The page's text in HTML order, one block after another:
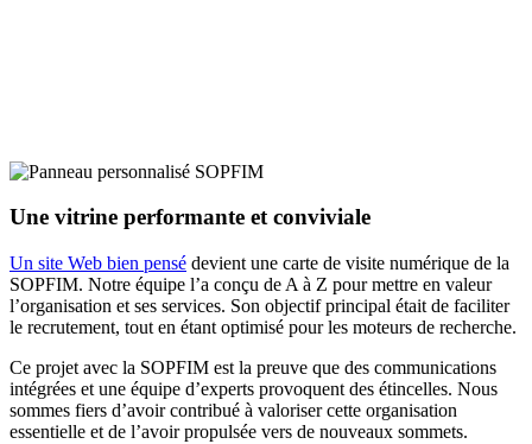
Une vitrine performante et conviviale
Un site Web bien pensé devient une carte de visite numérique de la
SOPFIM. Notre équipe l’a conçu de A à Z pour mettre en valeur
l’organisation et ses services. Son objectif principal était de faciliter
le recrutement, tout en étant optimisé pour les moteurs de recherche.
Ce projet avec la SOPFIM est la preuve que des communications
intégrées et une équipe d’experts provoquent des étincelles. Nous
sommes fiers d’avoir contribué à valoriser cette organisation
essentielle et de l’avoir propulsée vers de nouveaux sommets.